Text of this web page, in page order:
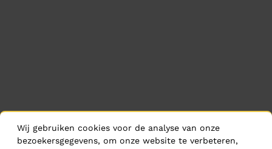
Wij gebruiken cookies voor de analyse van onze
bezoekersgegevens, om onze website te verbeteren,